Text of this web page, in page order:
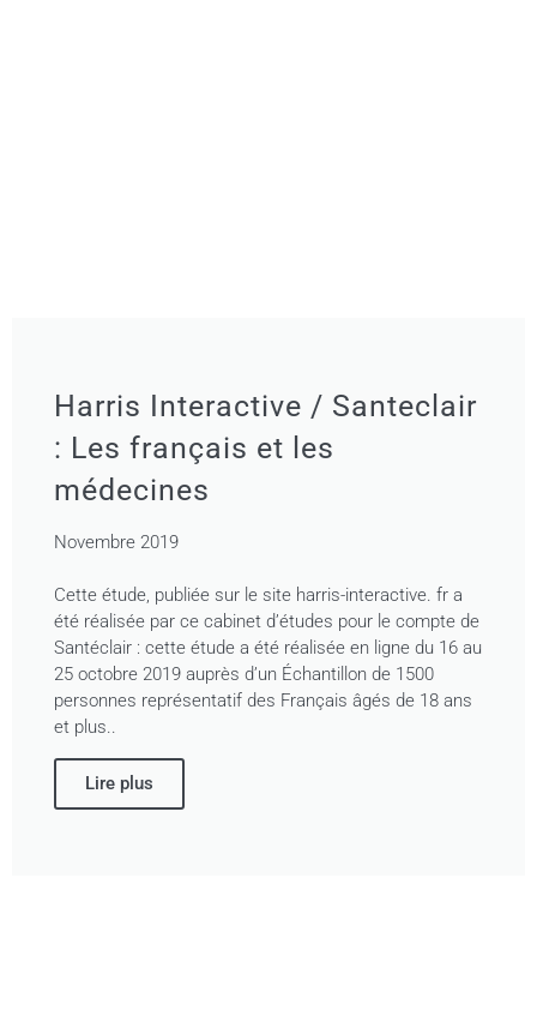
Harris Interactive / Santeclair
: Les français et les
médecines
Novembre 2019
Cette étude, publiée sur le site harris-interactive. fr a
été réalisée par ce cabinet d’études pour le compte de
Santéclair : cette étude a été réalisée en ligne du 16 au
25 octobre 2019 auprès d’un Échantillon de 1500
personnes représentatif des Français âgés de 18 ans
et plus..
Lire plus